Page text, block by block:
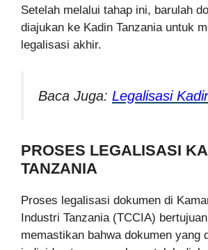
Setelah melalui tahap ini, barulah
diajukan ke Kadin Tanzania untuk
legalisasi akhir.
Baca Juga: Legalisasi
PROSES LEGALISASI
TANZANIA
Proses legalisasi dokumen di
Industri Tanzania (TCCIA)
memastikan bahwa dokumen yang